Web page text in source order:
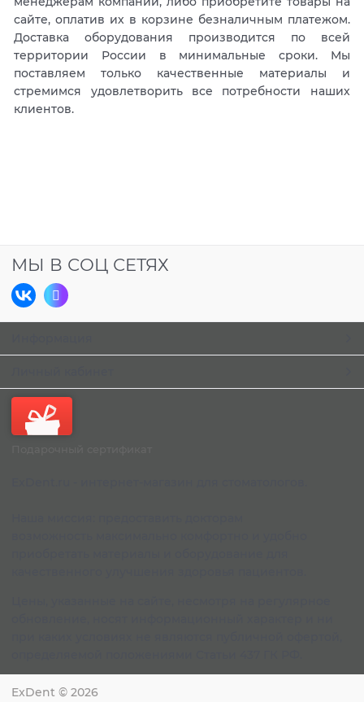
сайте, оплатив их в корзине безналичным платежом.
Доставка оборудования производится по всей
территории России в минимальные сроки. Мы
поставляем только качественные материалы и
стремимся удовлетворить все потребности наших
клиентов.
МЫ В СОЦ СЕТЯХ
ExDent © 2026